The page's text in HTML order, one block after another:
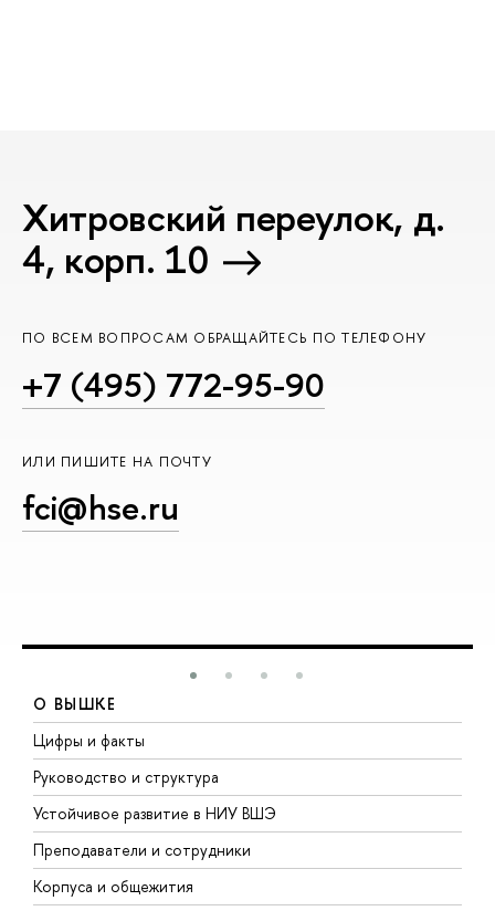
Хитровский переулок, д.
4, корп. 10
ПО ВСЕМ ВОПРОСАМ ОБРАЩАЙТЕСЬ ПО ТЕЛЕФОНУ
+7 (495) 772-95-90
ИЛИ ПИШИТЕ НА ПОЧТУ
fci@hse.ru
О ВЫШКЕ
Цифры и факты
Руководство и структура
Устойчивое развитие в НИУ ВШЭ
Преподаватели и сотрудники
Корпуса и общежития